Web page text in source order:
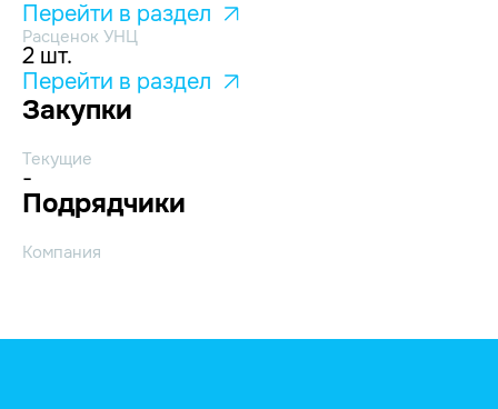
Перейти в раздел
Расценок УНЦ
2 шт.
Перейти в раздел
Закупки
Текущие
-
Подрядчики
Компания